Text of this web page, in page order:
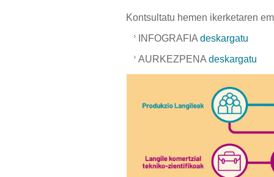
Kontsultatu hemen ikerketaren
INFOGRAFIAdeskargatu
AURKEZPENAdeskargatu